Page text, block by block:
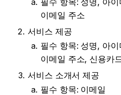
이메일 주소
서비스 제공
필수 항목: 성명, 아
이메일 주소, 신용카
서비스 소개서 제공
필수 항목: 이메일